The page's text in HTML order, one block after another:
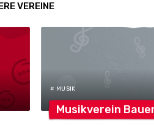
VEREINE
# MUSIK
Musikverein